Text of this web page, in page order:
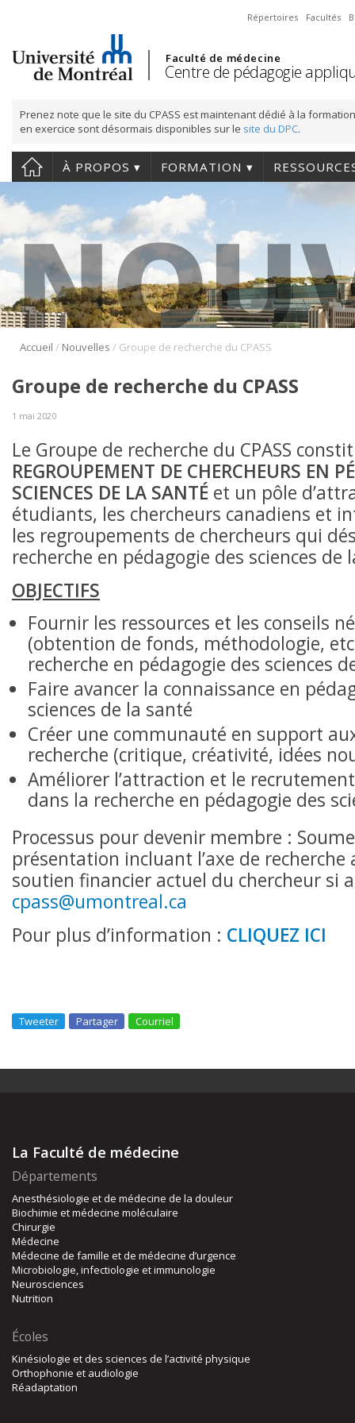
Répertoires Facultés
Faculté de médecine
Centre de pédagogie
Prenez note que le site du CPASS est maintenant dédié à la
en exercice sont désormais disponibles sur le site du DPC.
À PROPOS FORMATION
Accueil / Nouvelles / Groupe de recherche du CPASS
Groupe de recherche du CPASS
1 mai 2020
Le Groupe de recherche du CPASS
REGROUPEMENT DE CHERCHEURS EN
SCIENCES DE LA SANTÉ et un pôle
étudiants, les chercheurs canadiens et
les regroupements de chercheurs qui
recherche en pédagogie des sciences de
OBJECTIFS
Fournir les ressources et les conseils
(obtention de fonds, méthodologie,
recherche en pédagogie des sciences
Faire avancer la connaissance en
sciences de la santé
Créer une communauté en support
recherche (critique, créativité, idées
Améliorer l’attraction et le
dans la recherche en pédagogie des
Processus pour devenir membre :
présentation incluant l’axe de recherche
soutien financier actuel du chercheur si
cpass@umontreal.ca
Pour plus d’information : CLIQUEZ ICI
Tweeter Partager Courriel
La Faculté de médecine
Départements
Anesthésiologie et de médecine de la douleur
Biochimie et médecine moléculaire
Chirurgie
Médecine
Médecine de famille et de médecine d’urgence
Microbiologie, infectiologie et immunologie
Neurosciences
Nutrition
Écoles
Kinésiologie et des sciences de l’activité physique
Orthophonie et audiologie
Réadaptation